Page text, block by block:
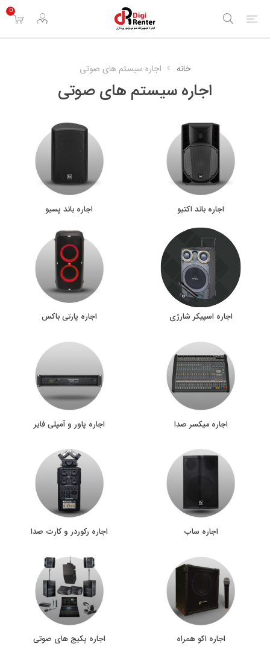
0
خانه اجاره سیستم های صوتی
اجاره سیستم های صوتی
اجاره باند اکتیو اجاره باند پسیو
اجاره اسپیکر شارژی اجاره پارتی باکس
اجاره میکسر صدا اجاره پاور و آمپلی فایر
اجاره ساب اجاره رکوردر و کارت صدا
اجاره اکو همراه اجاره پکیج های صوتی